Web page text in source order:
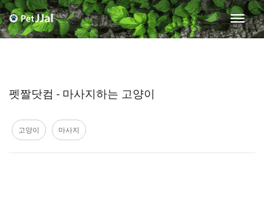
펫짤닷컴 - 마사지하는 고양이
고양이 마사지